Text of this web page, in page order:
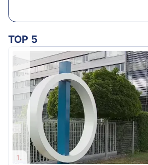
TOP 5
1.